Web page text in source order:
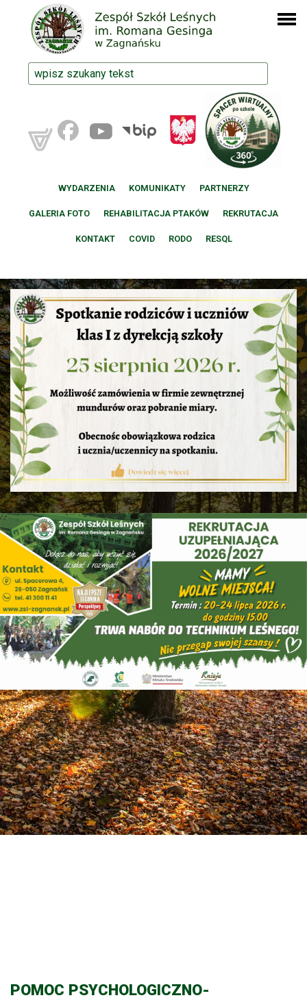
WYDARZENIA KOMUNIKATY PARTNERZY
GALERIA FOTO REHABILITACJA PTAKÓW REKRUTACJA
KONTAKT COVID RODO RESQL
POMOC PSYCHOLOGICZNO-